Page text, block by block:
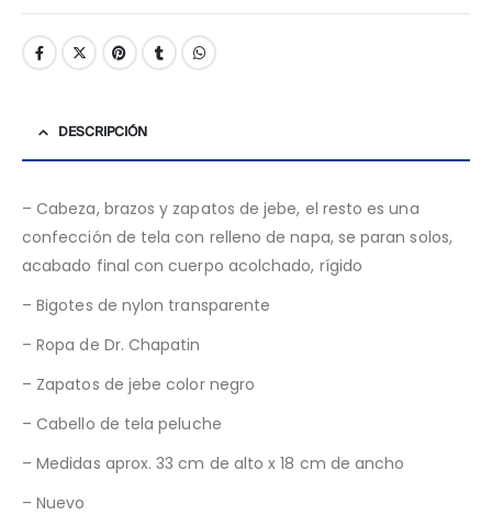
DESCRIPCIÓN
– Cabeza, brazos y zapatos de jebe, el resto es una
confección de tela con relleno de napa, se paran solos,
acabado final con cuerpo acolchado, rígido
– Bigotes de nylon transparente
– Ropa de Dr. Chapatin
– Zapatos de jebe color negro
– Cabello de tela peluche
– Medidas aprox. 33 cm de alto x 18 cm de ancho
– Nuevo